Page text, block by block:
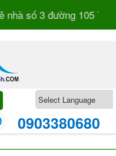
số 3 đường 105 TML
0903380680